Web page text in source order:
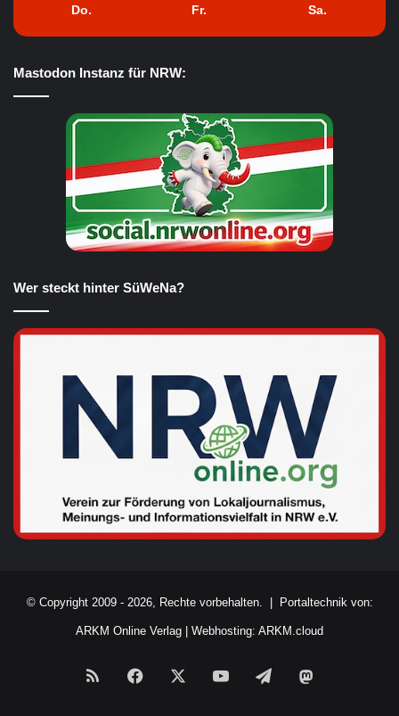
Do. Fr. Sa.
Mastodon Instanz für NRW:
Wer steckt hinter SüWeNa?
© Copyright 2009 - 2026, Rechte vorbehalten. | Portaltechnik von:
ARKM Online Verlag Webhosting: ARKM.cloud
RSS Facebook YouTubeTelegram